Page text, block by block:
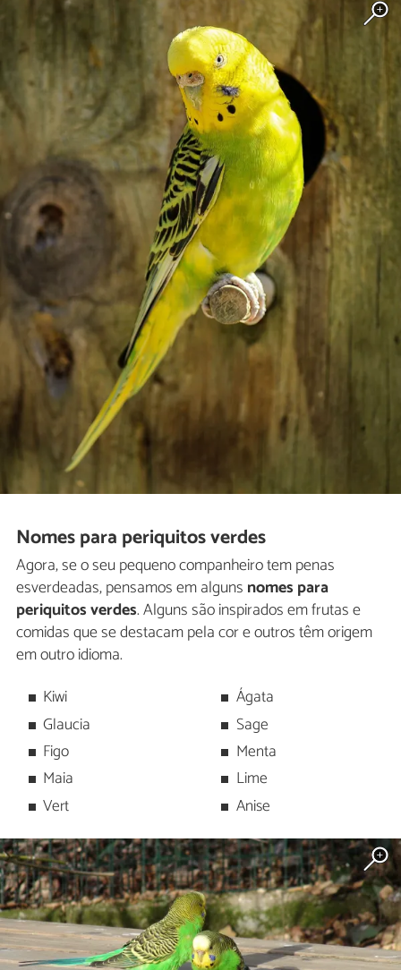
Nomes para periquitos verdes
Agora, se o seu pequeno companheiro tem penas
esverdeadas, pensamos em alguns nomes para
periquitos verdes. Alguns são inspirados em frutas e
comidas que se destacam pela cor e outros têm origem
em outro idioma.
Kiwi
Glaucia
Figo
Maia
Vert
Ágata
Sage
Menta
Lime
Anise